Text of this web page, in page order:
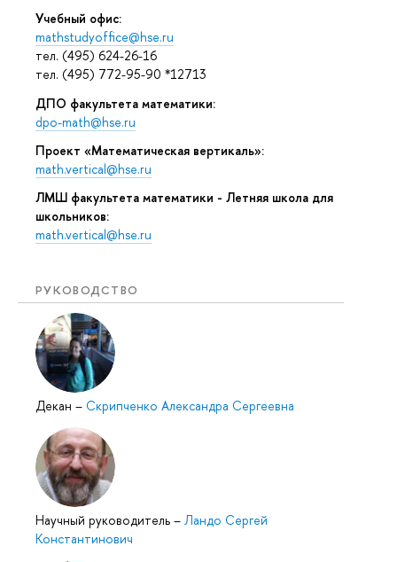
Учебный офис:
mathstudyoffice@hse.ru
тел. (495) 624-26-16
тел. (495) 772-95-90 *12713
ДПО факультета математики:
dpo-math@hse.ru
Проект «Математическая вертикаль»:
math.vertical@hse.ru
ЛМШ факультета математики - Летняя школа для
школьников:
math.vertical@hse.ru
РУКОВОДСТВО
Декан – Скрипченко Александра Сергеевна
Научный руководитель – Ландо Сергей
Константинович